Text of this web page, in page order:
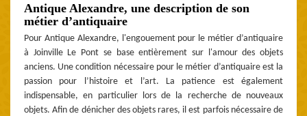
Antique Alexandre, une description de son
métier d’antiquaire
Pour Antique Alexandre, l'engouement pour le métier d’antiquaire
à Joinville Le Pont se base entièrement sur l'amour des objets
anciens. Une condition nécessaire pour le métier d’antiquaire est la
passion pour l’histoire et l’art. La patience est également
indispensable, en particulier lors de la recherche de nouveaux
objets. Afin de dénicher des objets rares, il est parfois nécessaire de